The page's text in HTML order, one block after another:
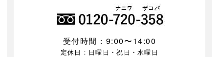
受付時間：9:00〜14:00
定休日：日曜日・祝日・水曜日